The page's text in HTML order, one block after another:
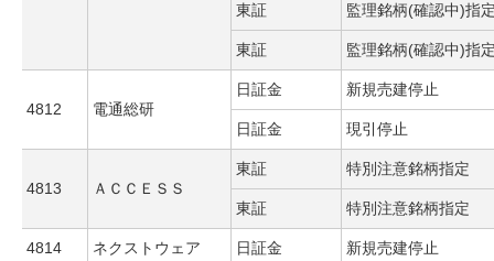
東証 監理銘柄(確認中)指
東証 監理銘柄(確認中)指
4812 電通総研
日証金 新規売建停止
日証金 現引停止
4813 ＡＣＣＥＳＳ
東証 特別注意銘柄指定
東証 特別注意銘柄指定
4814 ネクストウェア 日証金 新規売建停止